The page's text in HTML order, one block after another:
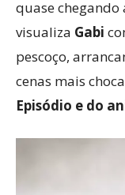
quase chegando
visualiza Gabi
pescoço,
cenas mais
Episódio e do